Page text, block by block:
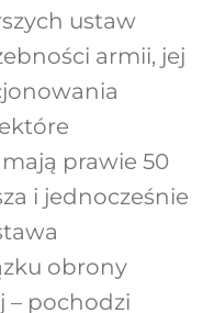
ustaw
armii, jej
prawie 50
i jednocześnie
obrony
– pochodzi